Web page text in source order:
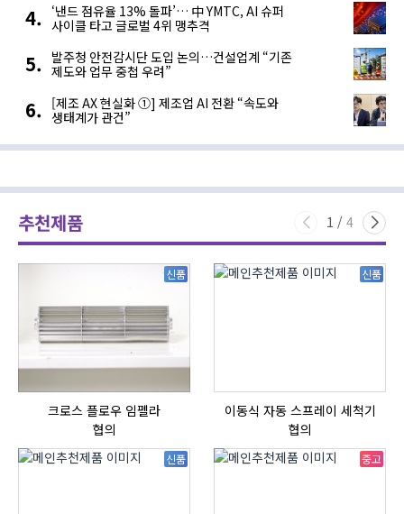
‘낸드 점유율 13% 돌파’… 中 YMTC, AI 슈퍼
사이클 타고 글로벌 4위 맹추격
발주청 안전감시단 도입 논의…건설업계 “기존
제도와 업무 중첩 우려”
[제조 AX 현실화 ①] 제조업 AI 전환 “속도와
생태계가 관건”
추천제품 1 / 4
신품
크로스 플로우 임펠라
협의
신품
이동식 자동 스프레이 세척기
협의
신품 중고